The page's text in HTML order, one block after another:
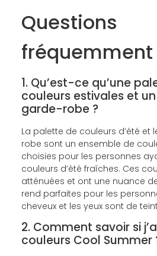
Questions
fréquemment
1. Qu’est-ce qu’une
couleurs estivales et
garde-robe ?
La palette de couleurs d’été et
robe sont un ensemble de
choisies pour les personnes
couleurs d’été fraîches. Ces
atténuées et ont une nuance
rend parfaites pour les
cheveux et les yeux sont de
2. Comment savoir si
couleurs Cool Summer